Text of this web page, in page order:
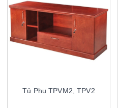
Tủ Phụ TPVM2, TPV2